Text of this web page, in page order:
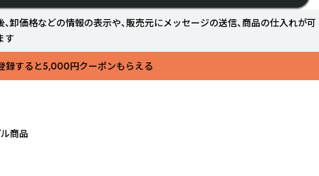
、卸価格などの情報の表示や、販売元にメッセージの送信、商品の仕入れが可
す
登録すると5,000円クーポンもらえる
商品